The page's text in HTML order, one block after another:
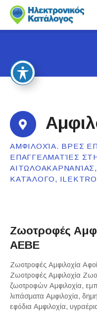
i
c
ΑΜΦΙΛΟΧΊΑ. ΒΡΕΣ
ΕΠΑΓΓΕΛΜΑΤΊΕΣ
ΚΑΤΆΛΟΓΟ,
Ζωοτροφές
ΑΕΒΕ
Ζωοτροφές Αμφιλοχία
Ζωοτροφές Αμφιλοχία
ζωοτροφών Αμφιλοχία,
λιπάσματα Αμφιλοχία,
εφόδια Αμφιλοχία,